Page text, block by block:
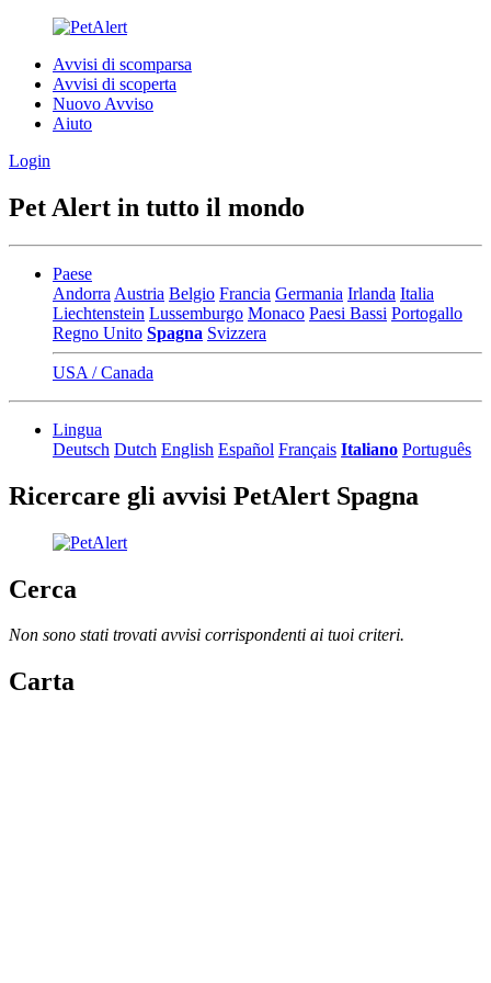
Avvisi di scomparsa
Avvisi di scoperta
Nuovo Avviso
Aiuto
Login
Pet Alert in tutto il mondo
Paese
Andorra Austria Belgio Francia Germania Irlanda Italia
Liechtenstein Lussemburgo Monaco Paesi Bassi Portogallo
Regno Unito Spagna Svizzera
USA / Canada
Lingua
Deutsch Dutch English Español Français Italiano Português
Ricercare gli avvisi PetAlert Spagna
Cerca
Non sono stati trovati avvisi corrispondenti ai tuoi criteri.
Carta